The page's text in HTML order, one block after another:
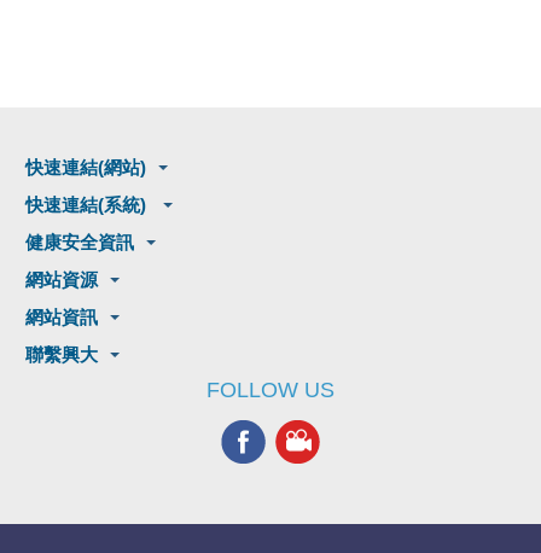
快速連結(網站)
快速連結(系統)
健康安全資訊
網站資源
網站資訊
聯繫興大
FOLLOW US